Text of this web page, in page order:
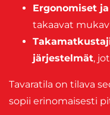
Ergonomiset
takaavat
järjestelmät,
Tavaratila on tilava
sopii erinomaisesti